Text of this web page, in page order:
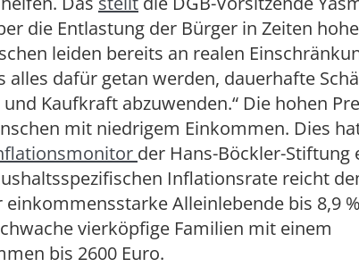
die Entlastung der Bürger in Zeiten
leiden bereits an realen
alles dafür getan werden, dauerhafte
Kaufkraft abzuwenden.“ Die hohen
mit niedrigem Einkommen. Dies
der Hans-Böckler-Stiftung
Inflationsrate reicht
einkommensstarke Alleinlebende bis 8,9
vierköpfige Familien mit einem
bis 2600 Euro.